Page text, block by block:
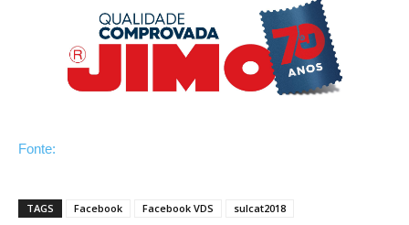
Fonte:
TAGS Facebook Facebook VDS sulcat2018